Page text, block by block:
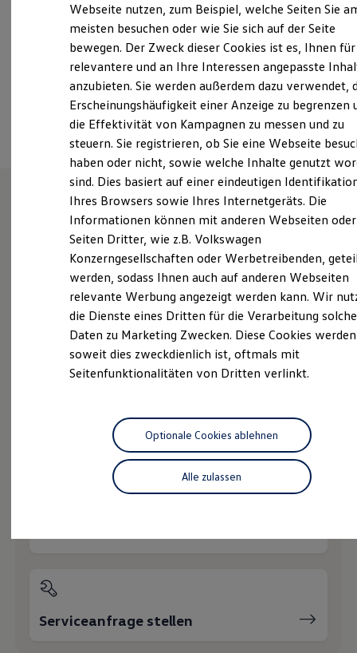
Laden
Laden unterwegs
Laden Zuhause
Ladestationen finden
Ladezeitensimulator
Batterie
Sicherheit
Garantie und Lebensdauer
Nachhaltigkeit
Technologie
Kosten und Kauf
Verbrauchskosten
Kaufoptionen
E-Auto-Förderung
Software und Konnektivität
ID. Software Versionen und Updates
Digitale Extras
Schnittstellen zu Ihrem ID.
Hybridautos
Marke und Erlebnis
Volkswagen R und R Experience
R-Modelle
Driving Experience
Volkswagen entdecken
Lifestyle Shop
T-Roc Kollektion
Golf Kollektion
ID. Kollektion
Volkswagen Kollektion
R-Kollektion
Inspektion und HU/AU
Reparaturen und Checks
Über WhatsApp kontaktieren
Ansprechpartner
Wie können wir
Ihnen weiterhelfen?
Probefahrt vereinbaren
Fahrzeugangebot anfordern
Serviceanfrage stellen
Webseite nutzen, zum Beispiel, welche Seiten Sie
meisten besuchen oder wie Sie sich auf der Seite
bewegen. Der Zweck dieser Cookies ist es, Ihnen für
relevantere und an Ihre Interessen angepasste
anzubieten. Sie werden außerdem dazu verwendet,
Erscheinungshäufigkeit einer Anzeige zu begrenzen
die Effektivität von Kampagnen zu messen und zu
steuern. Sie registrieren, ob Sie eine Webseite
haben oder nicht, sowie welche Inhalte genutzt
sind. Dies basiert auf einer eindeutigen
Ihres Browsers sowie Ihres Internetgeräts. Die
Informationen können mit anderen Webseiten oder
Seiten Dritter, wie z.B. Volkswagen
Konzerngesellschaften oder Werbetreibenden,
werden, sodass Ihnen auch auf anderen Webseiten
relevante Werbung angezeigt werden kann. Wir
die Dienste eines Dritten für die Verarbeitung
Daten zu Marketing Zwecken. Diese Cookies
soweit dies zweckdienlich ist, oftmals mit
Seitenfunktionalitäten von Dritten verlinkt.
Alle zulassen
Optionale Cookies ablehnen